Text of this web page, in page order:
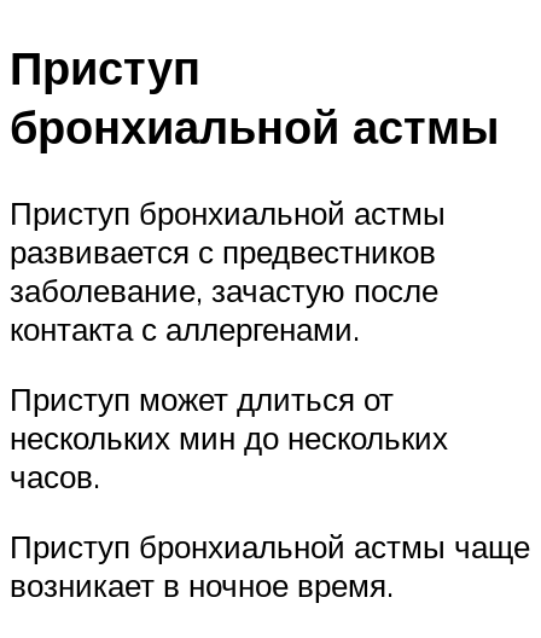
Приступ
бронхиальной астмы
Приступ бронхиальной астмы
развивается с предвестников
заболевание, зачастую после
контакта с аллергенами.
Приступ может длиться от
нескольких мин до нескольких
часов.
Приступ бронхиальной астмы чаще
возникает в ночное время.